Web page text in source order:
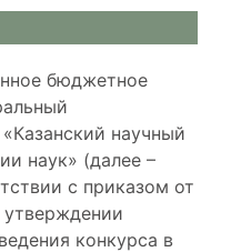
бюджетное
научный
наук» (далее –
с приказом от
конкурса в